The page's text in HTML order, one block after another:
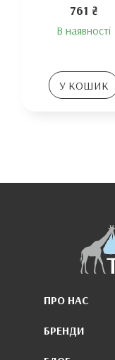
761 ₴
В наявності
У КОШИК
ПРО НАС
БРЕНДИ